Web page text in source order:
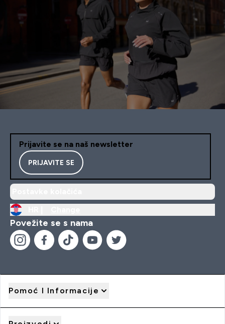
Prijavite se na naš newsletter
PRIJAVITE SE
Povežite se s nama
Pomoć I Informacije